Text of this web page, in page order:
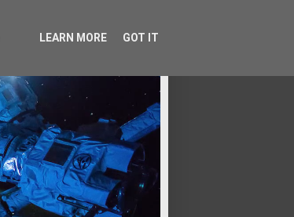
LEARN MORE GOT IT